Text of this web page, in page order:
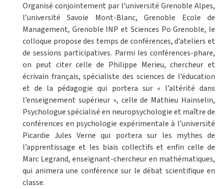
Organisé conjointement par l’université Grenoble Alpes,
l’université Savoie Mont-Blanc, Grenoble Ecole de
Management, Grenoble INP et Sciences Po Grenoble, le
colloque propose des temps de conférences, d’ateliers et
de sessions participatives. Parmi les conférences-phare,
on peut citer celle de Philippe Merieu, chercheur et
écrivain français, spécialiste des sciences de l’éducation
et de la pédagogie qui portera sur « l’altérité dans
l’enseignement supérieur », celle de Mathieu Hainselin,
Psychologue spécialisé en neuropsychologie et maître de
conférences en psychologie expérimentale à l’université
Picardie Jules Verne qui portera sur les mythes de
l’apprentissage et les biais collectifs et enfin celle de
Marc Legrand, enseignant-chercheur en mathématiques,
qui animera une conférence sur le débat scientifique en
classe.